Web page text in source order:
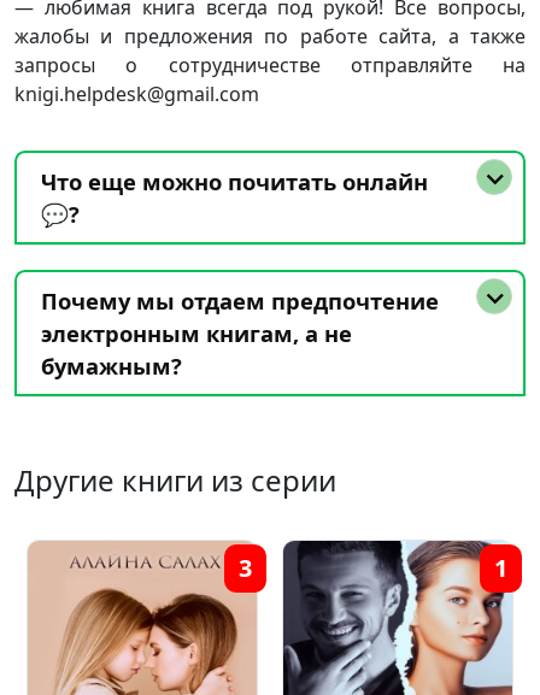
— любимая книга всегда под рукой! Все вопросы,
жалобы и предложения по работе сайта, а также
запросы о сотрудничестве отправляйте на
knigi.helpdesk@gmail.com
Что еще можно почитать онлайн
💬?
Почему мы отдаем предпочтение
электронным книгам, а не
бумажным?
Другие книги из серии
3 1